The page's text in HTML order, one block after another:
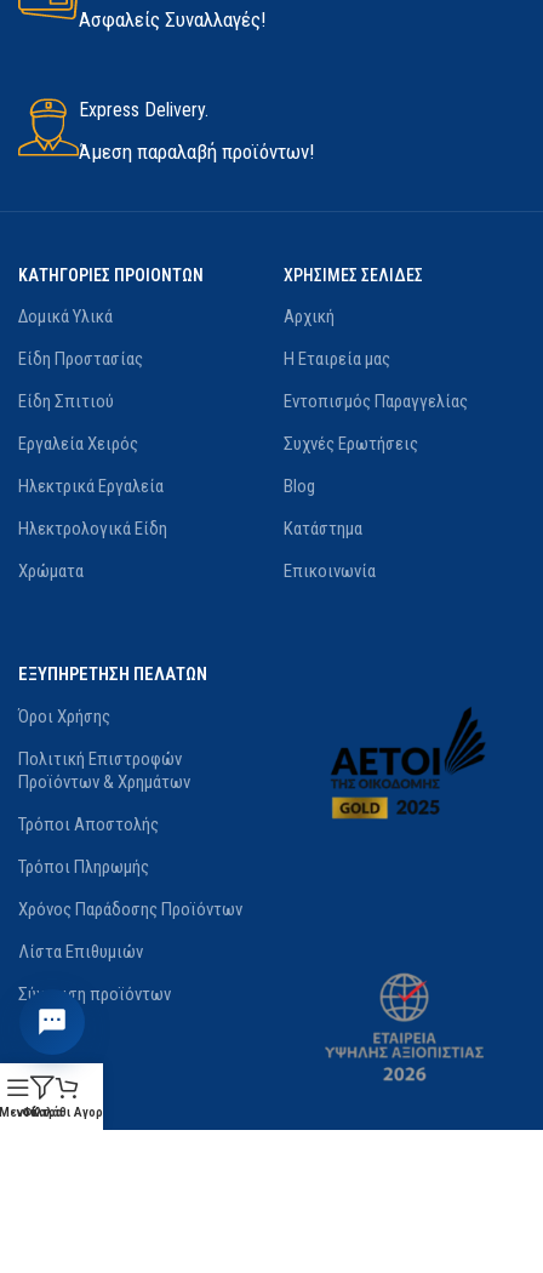
Ασφαλείς Συναλλαγές!
Express Delivery.
Άμεση παραλαβή προϊόντων!
ΚΑΤΗΓΟΡΙΕΣ ΠΡΟΙΟΝΤΩΝ
Δομικά Υλικά
Είδη Προστασίας
Είδη Σπιτιού
Εργαλεία Χειρός
Ηλεκτρικά Εργαλεία
Ηλεκτρολογικά Είδη
Χρώματα
ΧΡΗΣΙΜΕΣ ΣΕΛΙΔΕΣ
Αρχική
Η Εταιρεία μας
Εντοπισμός Παραγγελίας
Συχνές Ερωτήσεις
Blog
Κατάστημα
Επικοινωνία
ΕΞΥΠΗΡΕΤΗΣΗ ΠΕΛΑΤΩΝ
Όροι Χρήσης
Πολιτική Επιστροφών
Προϊόντων & Χρημάτων
Τρόποι Αποστολής
Τρόποι Πληρωμής
Χρόνος Παράδοσης Προϊόντων
Λίστα Επιθυμιών
Σύγκριση προϊόντων
ΜενούΦίλτρα
Καλάθι Αγορών